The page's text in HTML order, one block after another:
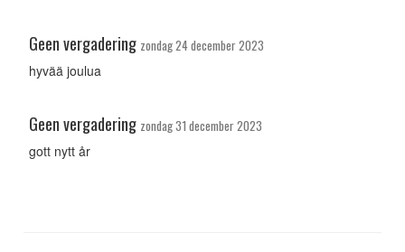
Geen vergadering zondag 24 december 2023
hyvää joulua
Geen vergadering zondag 31 december 2023
gott nytt år